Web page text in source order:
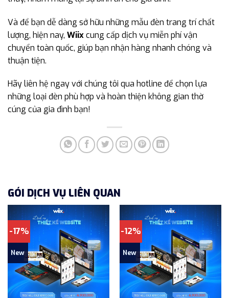
Và để bạn dễ dàng sở hữu những mẫu đèn trang trí chất
lượng, hiện nay, Wiixcung cấp dịch vụ miễn phí vận
chuyển toàn quốc, giúp bạn nhận hàng nhanh chóng và
thuận tiện.
Hãy liên hệ ngay với chúng tôi qua hotline để chọn lựa
những loại đèn phù hợp và hoàn thiện không gian thờ
cúng của gia đình bạn!
GÓI DỊCH VỤ LIÊN QUAN
-17%
New
-12%
New